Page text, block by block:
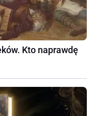
Kto naprawdę